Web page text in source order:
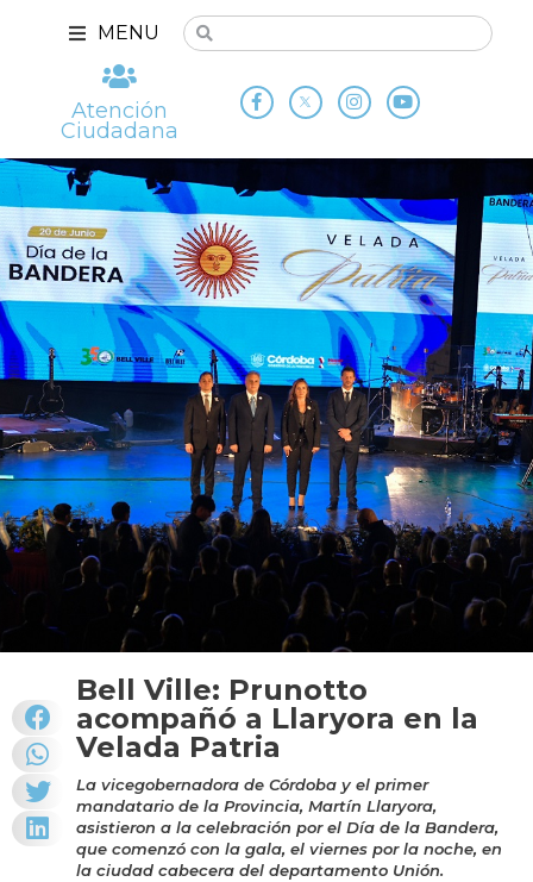
MENU
Atención
Ciudadana
Bell Ville: Prunotto
acompañó a Llaryora en la
Velada Patria
La vicegobernadora de Córdoba y el primer
mandatario de la Provincia, Martín Llaryora,
asistieron a la celebración por el Día de la Bandera,
que comenzó con la gala, el viernes por la noche, en
la ciudad cabecera del departamento Unión.